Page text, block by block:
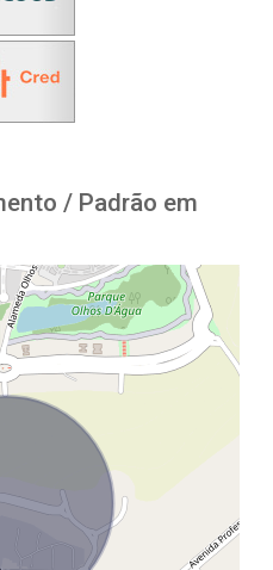
/ Padrão em